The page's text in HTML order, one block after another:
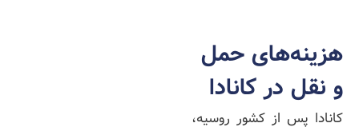
هزینه‌های حمل
و نقل در کانادا
کانادا پس از کشور روسیه،